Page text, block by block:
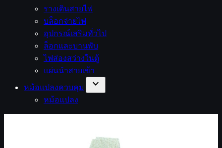
รางเดินสายไฟ
บล็อกจ่ายไฟ
อุปกรณ์เสริมทั่วไป
ล็อกและบานพับ
ไฟส่องสว่างในตู้
แผ่นนำสายเข้า
หม้อแปลงควบคุม
expand_more
หม้อแปลง